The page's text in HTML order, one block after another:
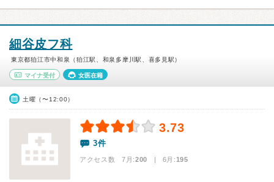
細谷皮フ科
東京都狛江市中和泉（狛江駅、和泉多摩川駅、喜多見駅）
マイナ受付 女医在籍
土曜（〜12:00）
3.73
3件
アクセス数 7月:200 | 6月:195